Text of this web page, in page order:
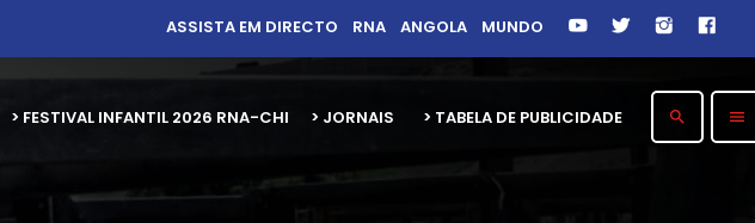
ASSISTA EM DIRECTO RNA ANGOLA MUNDO
> FESTIVAL INFANTIL 2026 RNA-CHITOTOLO 30 ANOS
> JORNAIS > TABELA DE PUBLICIDADE search menu